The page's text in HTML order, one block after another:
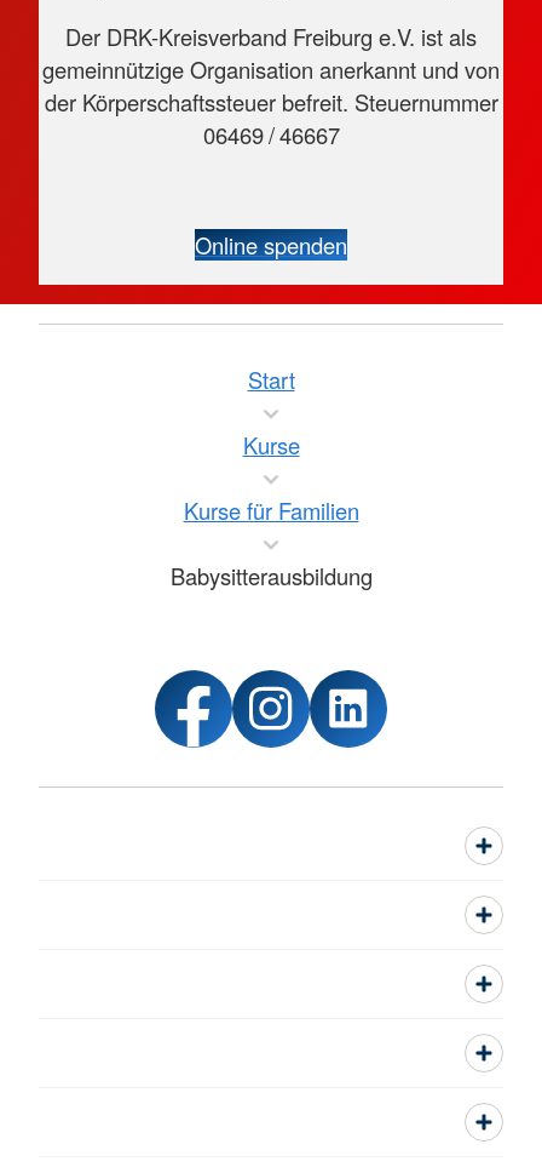
Der DRK-Kreisverband Freiburg e.V. ist als
gemeinnützige Organisation anerkannt und von
der Körperschaftssteuer befreit. Steuernummer
06469 / 46667
Online spenden
Start
Kurse
Kurse für Familien
Babysitterausbildung